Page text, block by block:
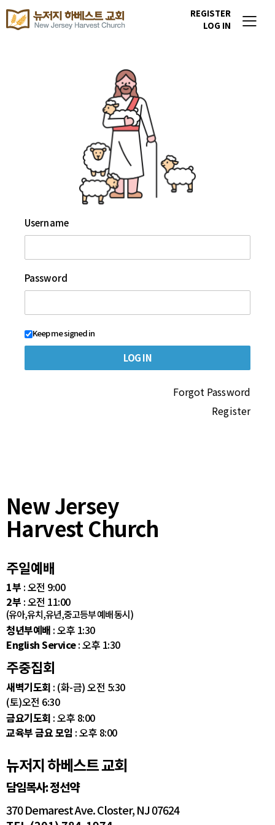
REGISTER
LOG IN
Username
Password
Keep me signed in
Forgot Password
Register
New Jersey
Harvest Church
주일예배
1부 : 오전 9:00
2부 : 오전 11:00
(유아,유치,유년,중고등부 예배 동시)
청년부예배 : 오후 1:30
English Service: 오후 1:30
주중집회
새벽기도회 : (화-금) 오전 5:30
(토)오전 6:30
금요기도회 : 오후 8:00
교육부 금요 모임 : 오후 8:00
뉴저지 하베스트 교회
담임목사: 정선약
370 Demarest Ave. Closter, NJ 07624